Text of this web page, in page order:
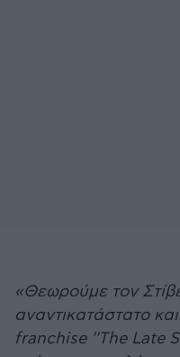
«Θεωρούμε τον
αναντικατάστατο
franchise ''The Late